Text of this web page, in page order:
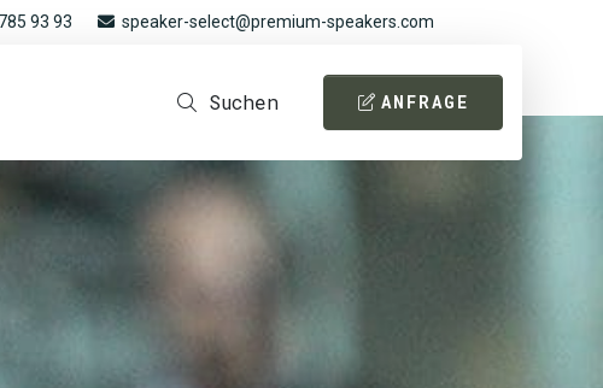
93 93 speaker-select@premium-speakers.com
Suchen ANFRAGE